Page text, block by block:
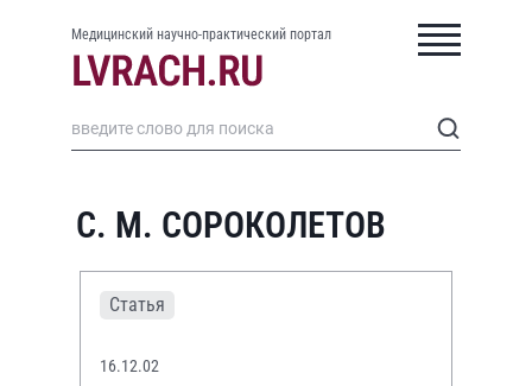
Медицинский научно-практический портал
С. М. СОРОКOЛЕТОВ
Статья
16.12.02